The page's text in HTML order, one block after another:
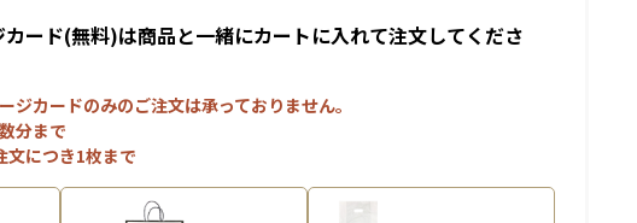
ード(無料)は商品と一緒にカートに入れて注文してくださ
カードのみのご注文は承っておりません。
分まで
につき1枚まで